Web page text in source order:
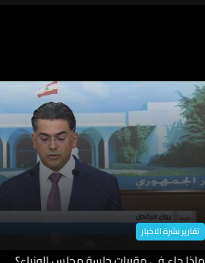
تقارير نشرة الاخبار